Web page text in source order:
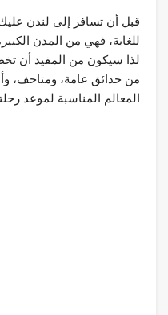
قبل أن تسافر إلى لندن
للغاية، فهي من المدن
لذا سيكون من المفيد أن
من حدائق عامة، ومتاحف،
المعالم المناسبة لموعد